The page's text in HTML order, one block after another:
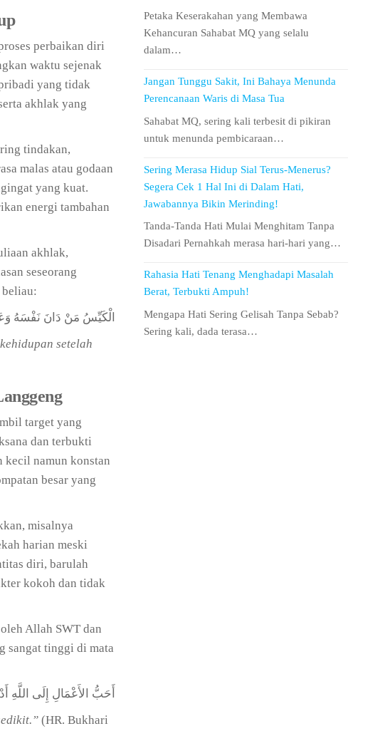
perbaikan diri
waktu sejenak
yang tidak
akhlak yang
tindakan,
malas atau godaan
yang kuat.
energi tambahan
akhlak,
seseorang
beliau:
الْكَيِّسُ مَنْ دَانَ نَفْسَهُ
setelah
target yang
dan terbukti
kecil namun konstan
besar yang
misalnya
harian meski
diri, barulah
kokoh dan tidak
Allah SWT dan
sangat tinggi di mata
أَحَبُّ الأَعْمَالِ إِلَى اللَّهِ
(HR. Bukhari
Petaka Keserakahan yang Membawa
Kehancuran Sahabat MQ yang selalu
dalam…
Jangan Tunggu Sakit, Ini Bahaya Menunda
Perencanaan Waris di Masa Tua
Sahabat MQ, sering kali terbesit di pikiran
untuk menunda pembicaraan…
Sering Merasa Hidup Sial Terus-Menerus?
Segera Cek 1 Hal Ini di Dalam Hati,
Jawabannya Bikin Merinding!
Tanda-Tanda Hati Mulai Menghitam Tanpa
Disadari Pernahkah merasa hari-hari yang…
Rahasia Hati Tenang Menghadapi Masalah
Berat, Terbukti Ampuh!
Mengapa Hati Sering Gelisah Tanpa Sebab?
Sering kali, dada terasa…